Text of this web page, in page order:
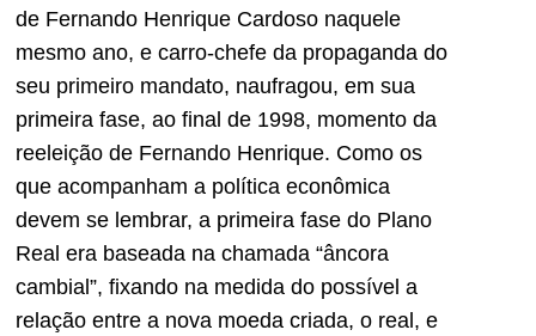
de Fernando Henrique Cardoso naquele
mesmo ano, e carro-chefe da propaganda do
seu primeiro mandato, naufragou, em sua
primeira fase, ao final de 1998, momento da
reeleição de Fernando Henrique. Como os
que acompanham a política econômica
devem se lembrar, a primeira fase do Plano
Real era baseada na chamada “âncora
cambial”, fixando na medida do possível a
relação entre a nova moeda criada, o real, e